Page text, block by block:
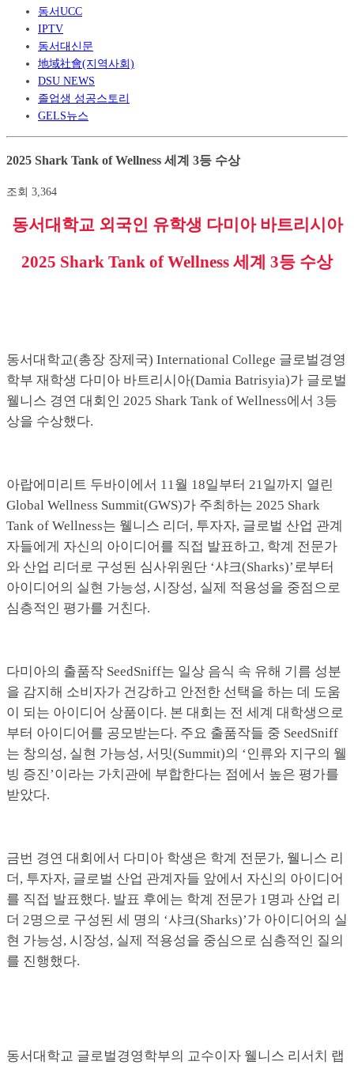
동서UCC
IPTV
동서대신문
地域社會(지역사회)
DSU NEWS
졸업생 성공스토리
GELS뉴스
2025 Shark Tank of Wellness 세계 3등 수상
조회 3,364
동서대학교 외국인 유학생 다미아 바트리시아
2025 Shark Tank of Wellness 세계 3등 수상
동서대학교(총장 장제국) International College 글로벌경영
학부 재학생 다미아 바트리시아(Damia Batrisyia)가 글로벌
웰니스 경연 대회인 2025 Shark Tank of Wellness에서 3등
상을 수상했다.
아랍에미리트 두바이에서 11월 18일부터 21일까지 열린
Global Wellness Summit(GWS)가 주최하는 2025 Shark
Tank of Wellness는 웰니스 리더, 투자자, 글로벌 산업 관계
자들에게 자신의 아이디어를 직접 발표하고, 학계 전문가
와 산업 리더로 구성된 심사위원단 ‘샤크(Sharks)’로부터
아이디어의 실현 가능성, 시장성, 실제 적용성을 중점으로
심층적인 평가를 거친다.
다미아의 출품작 SeedSniff는 일상 음식 속 유해 기름 성분
을 감지해 소비자가 건강하고 안전한 선택을 하는 데 도움
이 되는 아이디어 상품이다. 본 대회는 전 세계 대학생으로
부터 아이디어를 공모받는다. 주요 출품작들 중 SeedSniff
는 창의성, 실현 가능성, 서밋(Summit)의 ‘인류와 지구의 웰
빙 증진’이라는 가치관에 부합한다는 점에서 높은 평가를
받았다.
금번 경연 대회에서 다미아 학생은 학계 전문가, 웰니스 리
더, 투자자, 글로벌 산업 관계자들 앞에서 자신의 아이디어
를 직접 발표했다. 발표 후에는 학계 전문가 1명과 산업 리
더 2명으로 구성된 세 명의 ‘샤크(Sharks)’가 아이디어의 실
현 가능성, 시장성, 실제 적용성을 중심으로 심층적인 질의
를 진행했다.
동서대학교 글로벌경영학부의 교수이자 웰니스 리서치 랩